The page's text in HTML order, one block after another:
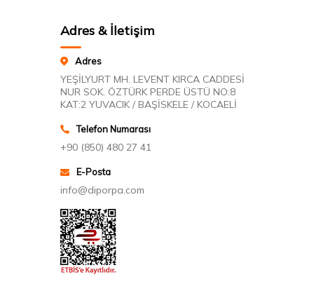
Adres & İletişim
Adres
YEŞİLYURT MH. LEVENT KIRCA CADDESİ
NUR SOK. ÖZTÜRK PERDE ÜSTÜ NO:8
KAT:2 YUVACIK / BAŞİSKELE / KOCAELİ
Telefon Numarası
+90 (850) 480 27 41
E-Posta
info@diporpa.com